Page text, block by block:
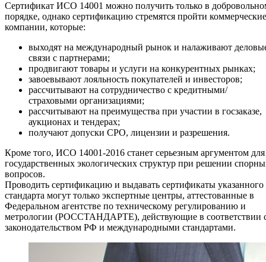
Сертификат ИСО 14001 можно получить только в
порядке, однако сертификацию стремятся пройти коммерческие
компании, которые:
выходят на международный рынок и налаживают
связи с партнерами;
продвигают товары и услуги на конкурентных рынках;
завоевывают лояльность покупателей и инвесторов;
рассчитывают на сотрудничество с кредитными/
страховыми организациями;
рассчитывают на преимущества при участии в госзаказе,
аукционах и тендерах;
получают допуски СРО, лицензии и разрешения.
Кроме того, ИСО 14001-2016 станет серьезным аргументом для
государственных экологических структур при решении
вопросов.
Проводить сертификацию и выдавать сертификаты указанного
стандарта могут только экспертные центры, аттестованные в
Федеральном агентстве по техническому регулированию и
метрологии (РОССТАНДАРТЕ), действующие в соответствии
законодательством РФ и международными стандартами.